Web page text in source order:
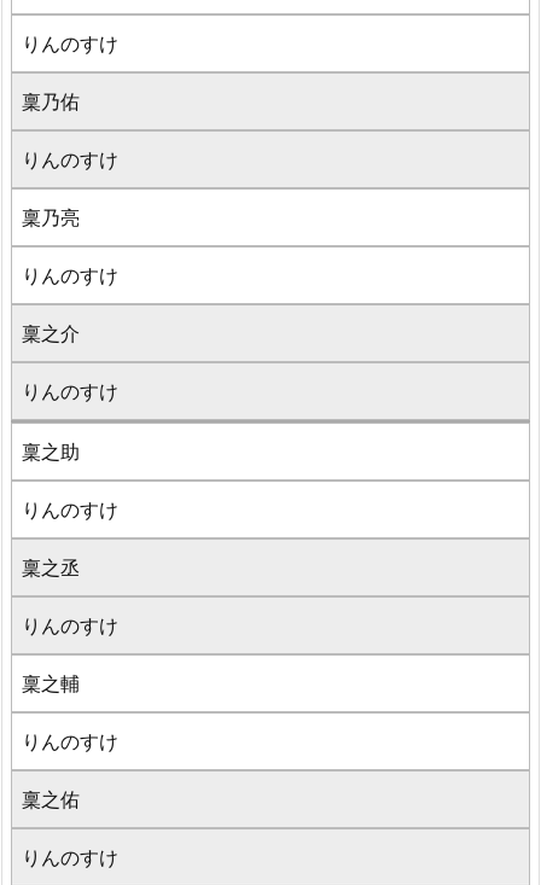
りんのすけ
稟乃佑
りんのすけ
稟乃亮
りんのすけ
稟之介
りんのすけ
稟之助
りんのすけ
稟之丞
りんのすけ
稟之輔
りんのすけ
稟之佑
りんのすけ